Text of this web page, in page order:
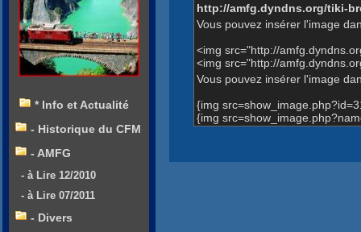
http://amfg.dyndns.org/tiki-
Vous pouvez insérer l'image
<img src="http://
<img src="http://
Vous pouvez insérer l'image
{img
{img
* Info et Actualité
- Historique du CFM
- AMFG
- à Lire 12/2010
- à Lire 07/2011
- Divers